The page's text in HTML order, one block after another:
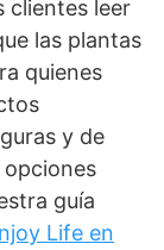
clientes leer
las plantas
quienes
y de
opciones
guía
Life en